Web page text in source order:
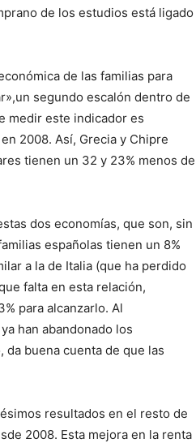
de los estudios está ligado
de las familias para
segundo escalón dentro de
medir este indicador es
2008. Así, Grecia y Chipre
tienen un 32 y 23% menos de
dos economías, que son, sin
españolas tienen un 8%
a la de Italia (que ha perdido
falta en esta relación,
para alcanzarlo. Al
han abandonado los
buena cuenta de que las
resultados en el resto de
2008. Esta mejora en la renta